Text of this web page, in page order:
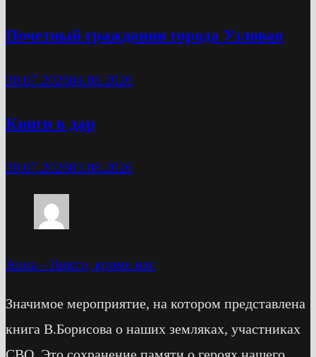
Почетный гражданин города Узловая
30.07.202604.08.2026
Книги в дар
30.07.202603.08.2026
Анна - Никто, кроме нас
Значимое мероприятие, на котором представлена
книга В.Борисова о наших земляках, участниках